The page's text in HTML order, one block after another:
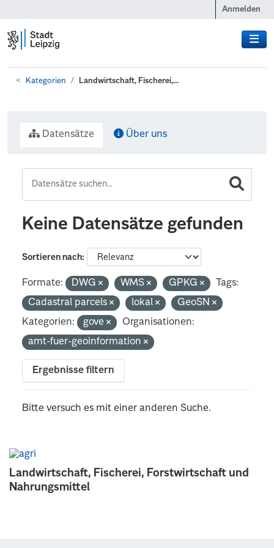
Anmelden
Kategorien Landwirtschaft, Fischerei,...
Landwirtschaft, Fischerei, Forstwirtschaft und
Nahrungsmittel
Datensätze Über uns
Keine Datensätze gefunden
Sortieren nach
Formate: DWG WMS GPKG
Tags:
Cadastral parcels
lokal
GeoSN
Kategorien:
gove
Organisationen:
amt-fuer-geoinformation
Ergebnisse filtern
Bitte versuch es mit einer anderen Suche.